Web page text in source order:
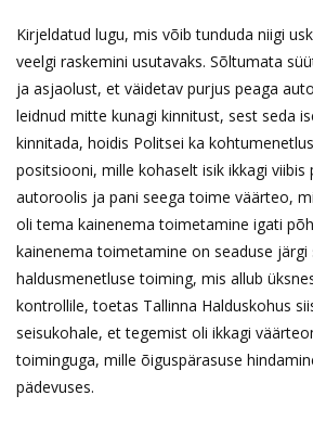
Kirjeldatud lugu, mis võib tunduda niigi
veelgi raskemini usutavaks. Sõltumata
ja asjaolust, et väidetav purjus peaga
leidnud mitte kunagi kinnitust, sest seda
kinnitada, hoidis Politsei ka
positsiooni, mille kohaselt isik ikkagi viibis
autoroolis ja pani seega toime väärteo,
oli tema kainenema toimetamine igati
kainenema toimetamine on seaduse järgi
haldusmenetluse toiming, mis allub
kontrollile, toetas Tallinna Halduskohus
seisukohale, et tegemist oli ikkagi
toiminguga, mille õiguspärasuse
pädevuses.